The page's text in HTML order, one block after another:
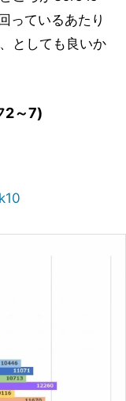
っているあたり
としても良いか
2～7)